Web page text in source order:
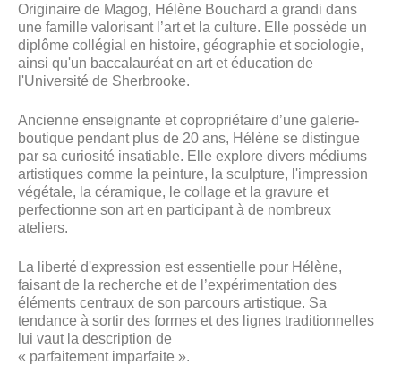
Originaire de Magog, Hélène Bouchard a grandi dans
une famille valorisant l’art et la culture. Elle possède un
diplôme collégial en histoire, géographie et sociologie,
ainsi qu'un baccalauréat en art et éducation de
l'Université de Sherbrooke.
Ancienne enseignante et copropriétaire d’une galerie-
boutique pendant plus de 20 ans, Hélène se distingue
par sa curiosité insatiable. Elle explore divers médiums
artistiques comme la peinture, la sculpture, l'impression
végétale, la céramique, le collage et la gravure et
perfectionne son art en participant à de nombreux
ateliers.
La liberté d'expression est essentielle pour Hélène,
faisant de la recherche et de l’expérimentation des
éléments centraux de son parcours artistique. Sa
tendance à sortir des formes et des lignes traditionnelles
lui vaut la description de
« parfaitement imparfaite ».